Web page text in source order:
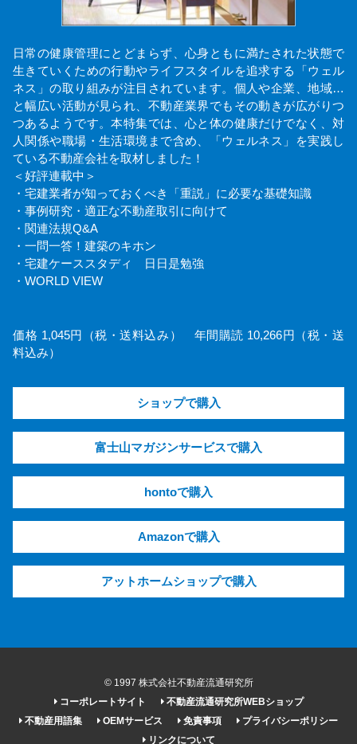
日常の健康管理にとどまらず、心身ともに満たされた状態で
生きていくための行動やライフスタイルを追求する「ウェル
ネス」の取り組みが注目されています。個人や企業、地域…
と幅広い活動が見られ、不動産業界でもその動きが広がりつ
つあるようです。本特集では、心と体の健康だけでなく、対
人関係や職場・生活環境まで含め、「ウェルネス」を実践し
ている不動産会社を取材しました！
＜好評連載中＞
・宅建業者が知っておくべき「重説」に必要な基礎知識
・事例研究・適正な不動産取引に向けて
・関連法規Q&A
・一問一答！建築のキホン
・宅建ケーススタディ 日日是勉強
・WORLD VIEW
価格 1,045円（税・送料込み） 年間購読 10,266円（税・送
料込み）
ショップで購入
富士山マガジンサービスで購入
hontoで購入
Amazonで購入
アットホームショップで購入
© 1997 株式会社不動産流通研究所
コーポレートサイト
不動産流通研究所WEBショップ
不動産用語集
OEMサービス 免責事項
プライバシーポリシー
リンクについて